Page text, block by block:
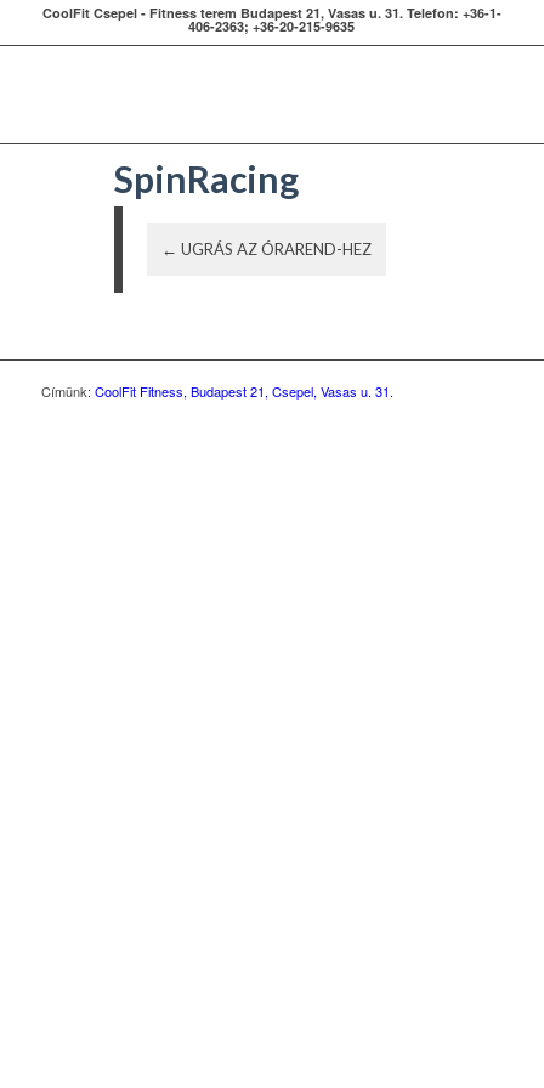
CoolFit Csepel - Fitness terem Budapest 21, Vasas u. 31. Telefon: +36-1-
406-2363; +36-20-215-9635
SpinRacing
← UGRÁS AZ ÓRAREND-HEZ
Címünk: CoolFit Fitness, Budapest 21, Csepel, Vasas u. 31.